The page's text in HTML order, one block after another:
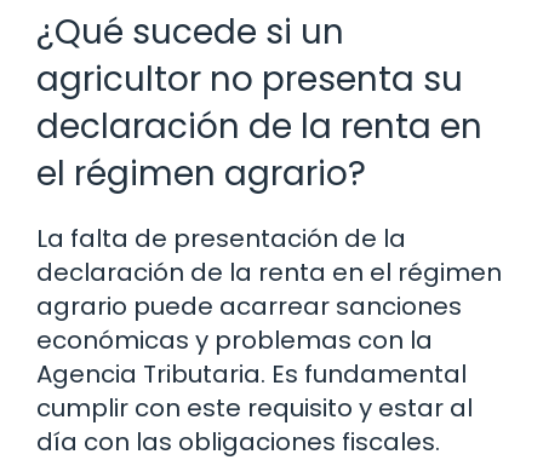
¿Qué sucede si un
agricultor no presenta su
declaración de la renta en
el régimen agrario?
La falta de presentación de la
declaración de la renta en el régimen
agrario puede acarrear sanciones
económicas y problemas con la
Agencia Tributaria. Es fundamental
cumplir con este requisito y estar al
día con las obligaciones fiscales.